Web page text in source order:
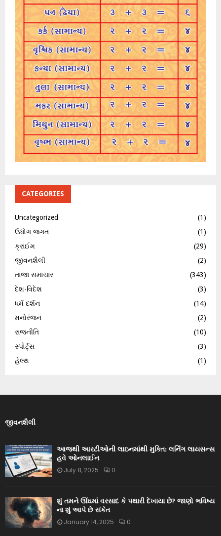
CATEGORIES
Uncategorized
(1)
ઉધોગ જગત
(1)
ક્રાઈમ
(29)
જીવનશૈલી
(2)
તાજા સમાચાર
(343)
દેશ-વિદેશ
(3)
ધર્મ દર્શન
(14)
મનોરંજન
(2)
રાજનીતિ
(10)
સ્પોર્ટ્સ
(3)
હેલ્થ
(1)
જીવનશૈલી
આજથી આરટીઓની લાઇનમાંથી મુક્તિ: લર્નિંગ લાયસન્સ
હવે ઓનલાઈન
July 8, 2025 0
શું તમને ઊંઘમાં વરસાદ કે પથારી દેખાયા છે? જાણો ભવિષ્ય
ના શું આપે છે સંકેત
January 14, 2025 0